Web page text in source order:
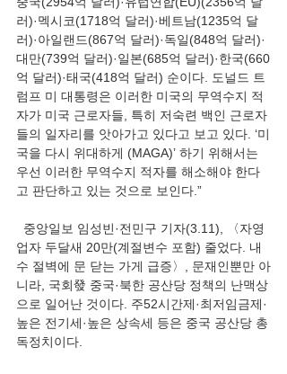
러)·멕시코(1718억 달러)·베트남(1235억 달
러)·아일랜드(867억 달러)·독일(848억 달러)·
대만(739억 달러)·일본(685억 달러)·한국(660
억 달러)·태국(418억 달러) 순이다. 도널드 트
럼프 미 대통령은 이러한 미국의 무역수지 적
자가 미국 근로자들, 특히 저숙련 백인 근로자
들의 일자리를 앗아가고 있다고 보고 있다. ‘미
국을 다시 위대하게 (MAGA)’ 하기 위해서는
우선 이러한 무역수지 적자를 해소해야 한다
고 판단하고 있는 것으로 보인다.”
중앙일보 임성빈·전민구 기자(3.11), 〈자영
업자 두달새 20만(계절변수 포함) 줄었다. 내
수 절벽에 문 닫는 가게 급증〉, 문재인뿐만 아
니라, 국회發 중국·북한 공산당 정책의 난맥상
으로 일어난 것이다. 주52시간제·최저임금제·
높은 전기세·높은 상속세 등은 중국 공산당 총
독정치이다.